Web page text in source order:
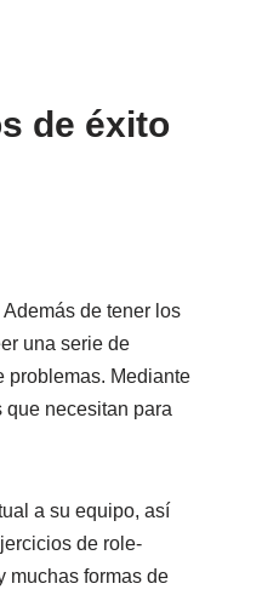
de éxito
de tener los
una serie de
problemas. Mediante
que necesitan para
a su equipo, así
de role-
muchas formas de